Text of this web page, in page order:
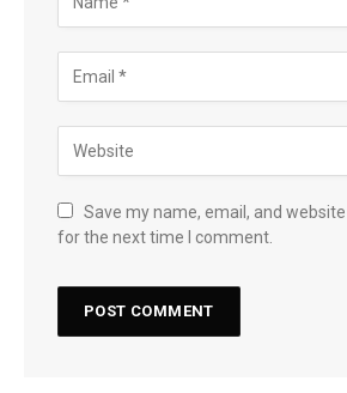
Save my name, email, and
for the next time I comment.